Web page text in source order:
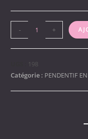
quantité
de
Pendentif
Malachite
(pierre
- +
198
Catégorie : PENDENTIF